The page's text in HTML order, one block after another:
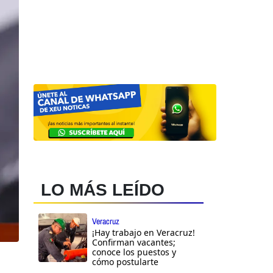
LO MÁS LEÍDO
Veracruz
¡Hay trabajo en Veracruz!
Confirman vacantes;
conoce los puestos y
cómo postularte